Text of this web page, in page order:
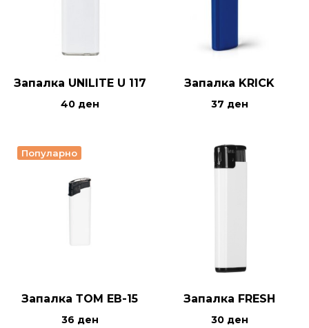
Запалка UNILITE U 117
40 ден
Запалка KRICK
37 ден
Популарно
Запалка ТОМ ЕВ-15
36 ден
Запалка FRESH
30 ден